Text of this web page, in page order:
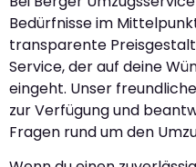
Bedürfnisse im
transparente
Service, der auf deine
eingeht. Unser
zur Verfügung und
Fragen rund um den